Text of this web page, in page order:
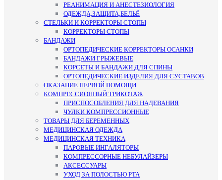
РЕАНИМАЦИЯ И АНЕСТЕЗИОЛОГИЯ
ОДЕЖДА,ЗАЩИТА,БЕЛЬЁ
СТЕЛЬКИ И КОРРЕКТОРЫ СТОПЫ
КОРРЕКТОРЫ СТОПЫ
БАНДАЖИ
ОРТОПЕДИЧЕСКИЕ КОРРЕКТОРЫ ОСАНКИ
БАНДАЖИ ГРЫЖЕВЫЕ
КОРСЕТЫ И БАНДАЖИ ДЛЯ СПИНЫ
ОРТОПЕДИЧЕСКИЕ ИЗДЕЛИЯ ДЛЯ СУСТАВОВ
ОКАЗАНИЕ ПЕРВОЙ ПОМОЩИ
КОМПРЕССИОННЫЙ ТРИКОТАЖ
ПРИСПОСОБЛЕНИЯ ДЛЯ НАДЕВАНИЯ
ЧУЛКИ КОМПРЕССИОННЫЕ
ТОВАРЫ ДЛЯ БЕРЕМЕННЫХ
МЕДИЦИНСКАЯ ОДЕЖДА
МЕДИЦИНСКАЯ ТЕХНИКА
ПАРОВЫЕ ИНГАЛЯТОРЫ
КОМПРЕССОРНЫЕ НЕБУЛАЙЗЕРЫ
АКСЕССУАРЫ
УХОД ЗА ПОЛОСТЬЮ РТА